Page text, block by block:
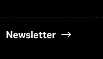
Newsletter